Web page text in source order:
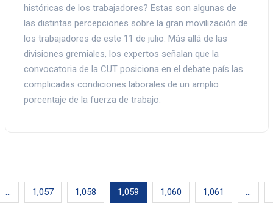
históricas de los trabajadores? Estas son algunas de
las distintas percepciones sobre la gran movilización de
los trabajadores de este 11 de julio. Más allá de las
divisiones gremiales, los expertos señalan que la
convocatoria de la CUT posiciona en el debate país las
complicadas condiciones laborales de un amplio
porcentaje de la fuerza de trabajo.
1,057 1,058 1,059 1,060 1,061